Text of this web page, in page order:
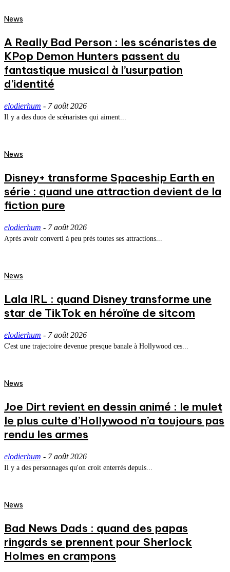
News
A Really Bad Person : les scénaristes de
KPop Demon Hunters passent du
fantastique musical à l’usurpation
d’identité
elodierhum - 7 août 2026
Il y a des duos de scénaristes qui aiment...
News
Disney+ transforme Spaceship Earth en
série : quand une attraction devient de la
fiction pure
elodierhum - 7 août 2026
Après avoir converti à peu près toutes ses attractions...
News
Lala IRL : quand Disney transforme une
star de TikTok en héroïne de sitcom
elodierhum - 7 août 2026
C'est une trajectoire devenue presque banale à Hollywood ces...
News
Joe Dirt revient en dessin animé : le mulet
le plus culte d’Hollywood n’a toujours pas
rendu les armes
elodierhum - 7 août 2026
Il y a des personnages qu'on croit enterrés depuis...
News
Bad News Dads : quand des papas
ringards se prennent pour Sherlock
Holmes en crampons